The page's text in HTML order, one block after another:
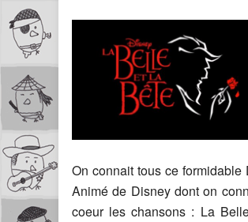
On connait tous ce formidable
Animé de Disney dont on
coeur les chansons : La